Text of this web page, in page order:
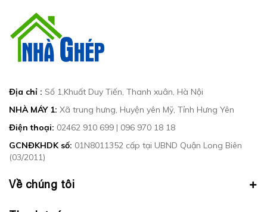
Địa chỉ : Số 1,Khuất Duy Tiến, Thanh xuân, Hà Nội
NHÀ MÁY 1: Xã trung hưng, Huyện yên Mỹ, Tỉnh Hưng Yên
Điện thoại: 02462 910 699 | 096 970 18 18
GCNĐKHDK số: 01N8011352 cấp tại UBND Quận Long Biên
(03/2011)
Về chúng tôi